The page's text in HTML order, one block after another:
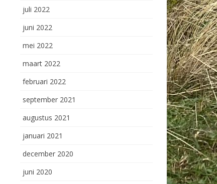
juli 2022
juni 2022
mei 2022
maart 2022
februari 2022
september 2021
augustus 2021
januari 2021
december 2020
juni 2020